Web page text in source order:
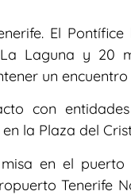
El Pontífice
Laguna y 20
un
con
la Plaza del
en el
Tenerife